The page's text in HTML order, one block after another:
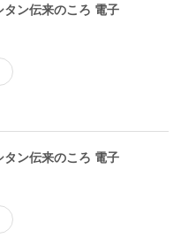
タン伝来のころ 電子
タン伝来のころ 電子